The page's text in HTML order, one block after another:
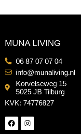
MUNA LIVING
06 87 07 07 04
info@munaliving.nl
Korvelseweg 15
5025 JB Tilburg
KVK: 74776827